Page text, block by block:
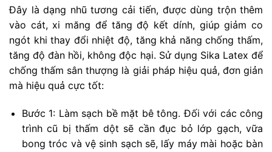
Đây là dạng nhũ tương cải tiến, được dùng trộn thêm
vào cát, xi măng để tăng độ kết dính, giúp giảm co
ngót khi thay đổi nhiệt độ, tăng khả năng chống thấm,
tăng độ đàn hồi, không độc hại. Sử dụng Sika Latex để
chống thấm sân thượng là giải pháp hiệu quả, đơn giản
mà hiệu quả cực tốt:
Bước 1: Làm sạch bề mặt bê tông. Đối với các công
trình cũ bị thấm dột sẽ cần đục bỏ lớp gạch, vữa
bong tróc và vệ sinh sạch sẽ, lấy máy mài hoặc bàn